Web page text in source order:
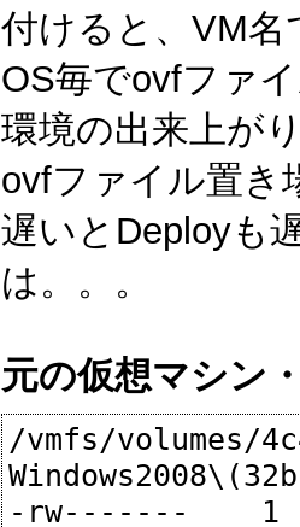
付けると、VM
OS毎でovfファ
環境の出来上が
ovfファイル置き
遅いとDeployも
は。。。
元の仮想マシン
/vmfs/volumes/
-rw-------    1